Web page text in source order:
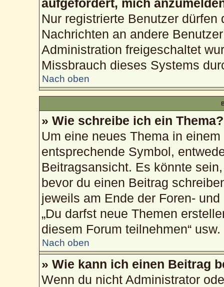
aufgefordert, mich
Nur registrierte Benutzer
Nachrichten an andere
Administration freigeschaltet
Missbrauch dieses Systems
Nach oben
» Wie schreibe ich ein Thema?
Um eine neues Thema in
entsprechende Symbol,
Beitragsansicht. Es könnte
bevor du einen Beitrag
jeweils am Ende der Foren-
„Du darfst neue Themen
diesem Forum teilnehmen“ usw.
Nach oben
» Wie kann ich einen Beitrag
Wenn du nicht Administrator